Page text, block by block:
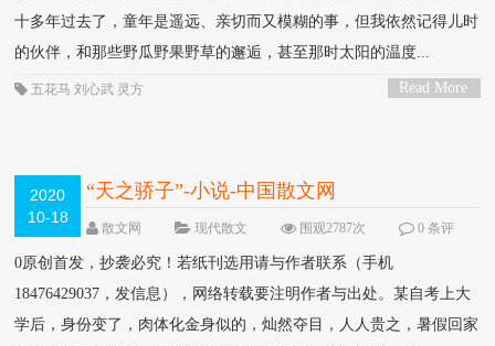
十多年过去了，童年是遥远、亲切而又模糊的事，但我依然记得儿时
的伙伴，和那些野瓜野果野草的邂逅，甚至那时太阳的温度...
Read More
五花马 刘心武 灵方
2020
10-18
“天之骄子”-小说-中国散文网
散文网 现代散文 围观2787次
0 条评
0原创首发，抄袭必究！若纸刊选用请与作者联系（手机
18476429037，发信息），网络转载要注明作者与出处。某自考上大
学后，身份变了，肉体化金身似的，灿然夺目，人人贵之，暑假回家